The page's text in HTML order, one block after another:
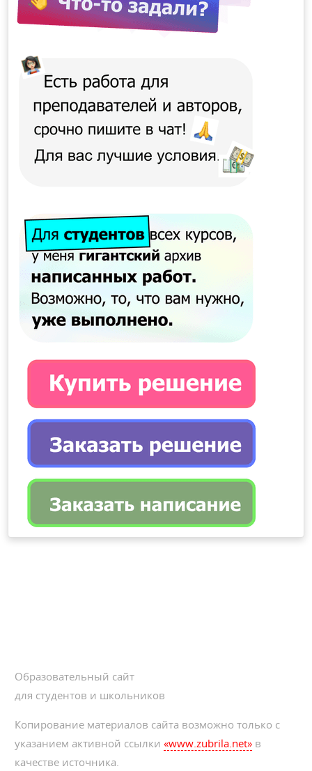
Образовательный сайт
для студентов и школьников
Копирование материалов сайта возможно только с
указанием активной ссылки«www.zubrila.net» в
качестве источника.